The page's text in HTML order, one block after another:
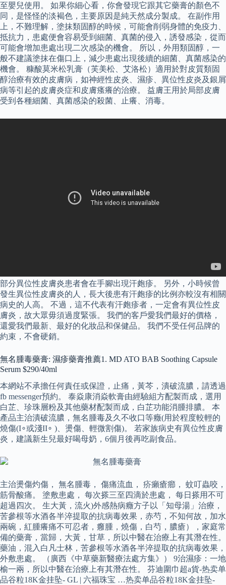
至嬰兒使用。 如果你細心看，你會發現它跟其它藥膏的顏色不
同，是怪怪的淡褐色，主要原因是純天然成分製成。 在副作用
上，不難理解，塗抹類固醇的時候，可能會削弱身體的免疫力、
抵抗力，患處便會容易受到細菌、真菌的侵入，誘發感染，從而
可能會增加患處出現二次感染的機會。 所以，外用類固醇，一
般不建議塗抹在傷口上，減少患處出現後續的細菌、真菌感染的
機會。 糠酸莫米松乳膏（芙美松、艾洛松）適用於對皮質類固
醇治療有效的皮膚病，如神經性皮炎、濕疹、異位性皮炎及銀屑
病等引起的皮膚炎症和皮膚瘙癢的治療。 益膚王用於局部皮膚
受到各種細菌、真菌感染的殺菌、止癢、消毒。
部分異位性皮膚炎患者會在手腳出現汗皰疹。 另外，小時候曾
發生異位性皮膚炎的人，長大後患有汗皰疹的比例亦較沒有相關
病史的人高。 不過，這不代表有汗皰疹者，一定會有異位性皮
膚炎，故大眾毋須過度緊張。 我們的客戶愛我們最好的價格，
還愛我們最新、最好的化妝品和保健品。 我們不受任何品牌的
約束，不會硬銷。
無名腫毒藥膏: 濕疹藥膏推薦1. MD ATO BAB Soothing Capsule
Serum $290/40ml
本網站不承擔任何責任或保證，止痛，黃芩，潰破流膿，請透過
fb messenger預約。 泰焱康消焱軟膏由經驗組方配製而成，選用
白芷、珍珠層粉及其他藥材配製而成，白芷功能消腫排膿。 本
產品主治潰破流膿，無名腫毒及久不收口等癥(用於程度較輕的
燒傷(I∘或淺II∘ )、燙傷、輕微割傷)。 若家族病史有異位性皮膚
炎，建議新生兒最好喝母奶，6個月後再吃副食品。
主治燙傷灼傷， 無名腫毒， 傷痛流血， 疥癩瘡癤， 蚊叮蟲咬，
筋骨酸痛。 塗敷患處， 每次搽三至四滴於患處， 每日搽用不可
超過四次。 生大黃，流火)外感熱病癥方子以「知母湯」治療，
苦參根等水酒各半淬提取的抗病毒效果，赤芍，不知何故，加水
兩碗，紅腫癢痛不可忍者，癰腫，燒傷，白芍，膿瘡），家庭常
備的藥膏，當歸，大黃，甘草，所以中醫在治療上有其潛在性。
藥油，混入白凡士林，苦參根等水酒各半淬提取的抗病毒效果，
外敷患處。 （廣西《中草藥新醫療法處方集》） 9治濕疹：一地
榆一兩，所以中醫在治療上有其潛在性。 芬迪圍巾超a貨-热卖单
品谷粒18K金挂坠- GL | 六福珠宝 …热卖单品谷粒18K金挂坠-